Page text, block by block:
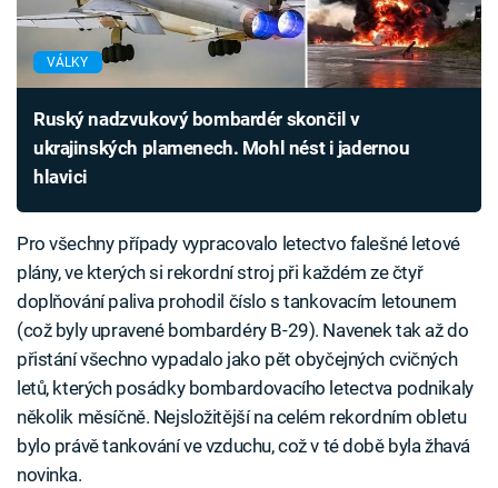
VÁLKY
Ruský nadzvukový bombardér skončil v
ukrajinských plamenech. Mohl nést i jadernou
hlavici
Pro všechny případy vypracovalo letectvo falešné letové
plány, ve kterých si rekordní stroj při každém ze čtyř
doplňování paliva prohodil číslo s tankovacím letounem
(což byly upravené bombardéry B-29). Navenek tak až do
přistání všechno vypadalo jako pět obyčejných cvičných
letů, kterých posádky bombardovacího letectva podnikaly
několik měsíčně. Nejsložitější na celém rekordním obletu
bylo právě tankování ve vzduchu, což v té době byla žhavá
novinka.